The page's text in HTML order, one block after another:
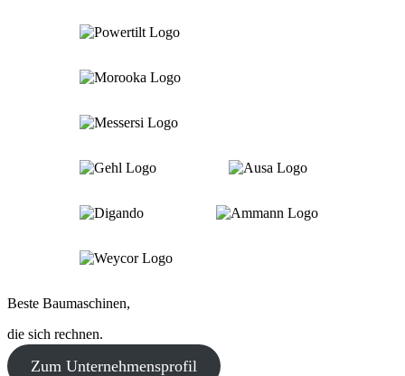
Beste Baumaschinen,
die sich rechnen.
Zum Unternehmensprofil